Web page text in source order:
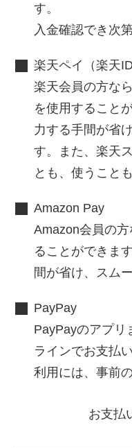
す。
入金確認でき次
楽天ペイ（楽天ID
楽天会員の方な
を使用すること
力する手間が省
す。また、楽天
とも、使うこと
Amazon Pay
Amazon会員の
ることができま
間が省け、スム
PayPay
PayPayのアプリ
ラインでお支払
利用には、事前
お支払